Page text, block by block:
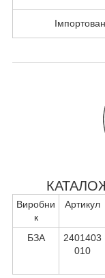
Виробни
к
Артикул
БЗА
2401403
010